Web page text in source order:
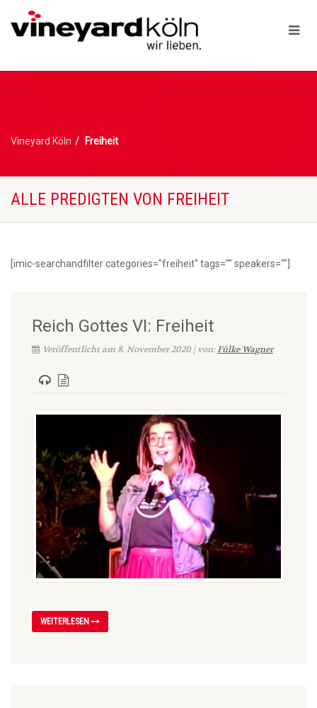
Vineyard Köln Freiheit
ALLE PREDIGTEN VON FREIHEIT
[imic-searchandfilter categories="freiheit" tags="" speakers=""]
Reich Gottes VI: Freiheit
Veröffentlicht am 8. November 2020 | von:Fülke Wagner
WEITERLESEN